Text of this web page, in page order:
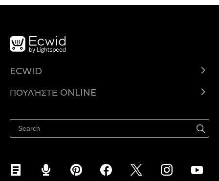
ECWID
Τιμολόγηση
ΠΟΥΛΉΣΤΕ ONLINE
Πουλήστε στο Facebook
Πουλήστε στο Instagram